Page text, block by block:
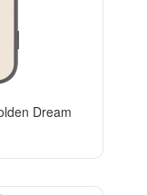
Dream